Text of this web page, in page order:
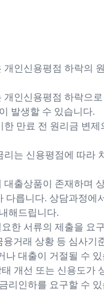
개인신용평점 하락의
개인신용평점 하락으
발생할 수 있습니다.
한 만료 전 원리금 변
리는 신용평점에 따라
대출상품이 존재하며
다릅니다. 상담과정에
해드립니다.
요한 서류의 제출을 요
융거래 상황 등 심사기
나 대출이 거절될 수 있
태 개선 또는 신용도가
리인하를 요구할 수